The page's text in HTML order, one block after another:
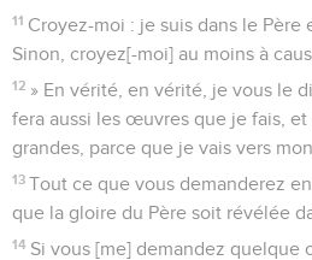
11 Croyez-moi : je suis dans le Père
Sinon, croyez[-moi] au moins à
12 » En vérité, en vérité, je vous le
fera aussi les œuvres que je fais,
grandes, parce que je vais vers mon
13 Tout ce que vous demanderez
que la gloire du Père soit révélée
14 Si vous [me] demandez quelque